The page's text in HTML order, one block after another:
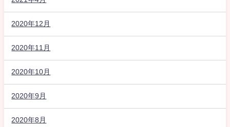
2020年12月
2020年11月
2020年10月
2020年9月
2020年8月